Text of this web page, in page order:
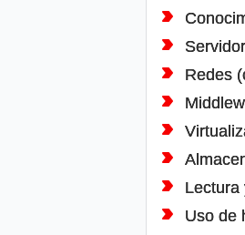
Redes
Lectura
Uso de